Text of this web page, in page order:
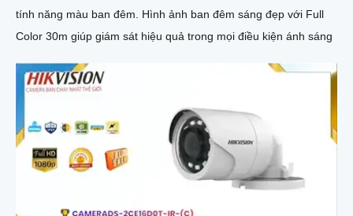
tính năng màu ban đêm. Hình ảnh ban đêm sáng đẹp với Full
Color 30m giúp giám sát hiệu quả trong mọi điều kiện ánh sáng